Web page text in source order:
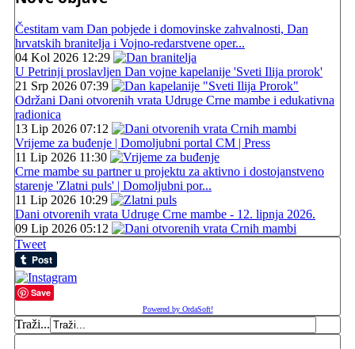
Čestitam vam Dan pobjede i domovinske zahvalnosti, Dan
hrvatskih branitelja i Vojno-redarstvene oper...
04 Kol 2026 12:29
U Petrinji proslavljen Dan vojne kapelanije 'Sveti Ilija prorok'
21 Srp 2026 07:39
Održani Dani otvorenih vrata Udruge Crne mambe i edukativna
radionica
13 Lip 2026 07:12
Vrijeme za buđenje | Domoljubni portal CM | Press
11 Lip 2026 11:30
Crne mambe su partner u projektu za aktivno i dostojanstveno
starenje 'Zlatni puls' | Domoljubni por...
11 Lip 2026 10:29
Dani otvorenih vrata Udruge Crne mambe - 12. lipnja 2026.
09 Lip 2026 05:12
Tweet
Save
Powered by OrdaSoft!
Traži...